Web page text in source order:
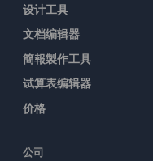
设计工具
文档编辑器
簡報製作工具
试算表编辑器
价格
公司